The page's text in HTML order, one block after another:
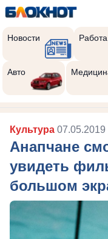
Новости Работа
Авто
Культура 07.05.2019
Анапчане
увидеть
большом